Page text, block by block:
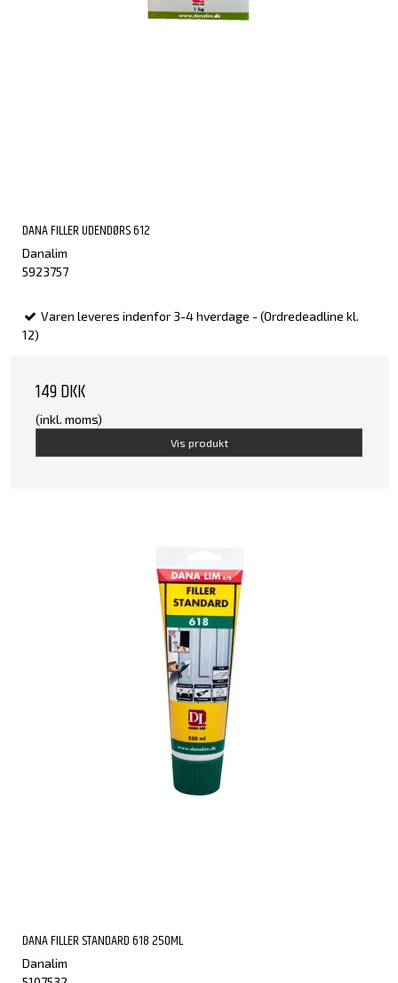
DANA FILLER UDENDØRS 612
Danalim
5923757
Varen leveres indenfor 3-4 hverdage - (Ordredeadline kl.
12)
149 DKK
(inkl. moms)
Vis produkt
DANA FILLER STANDARD 618 250ML
Danalim